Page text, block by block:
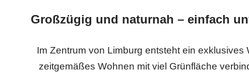
Großzügig und naturnah – einfach
Im Zentrum von Limburg entsteht ein exklusives
zeitgemäßes Wohnen mit viel Grünfläche